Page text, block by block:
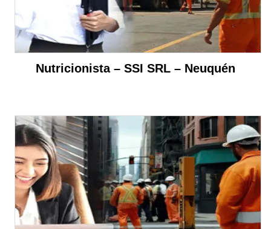
Nutricionista – SSI SRL – Neuquén